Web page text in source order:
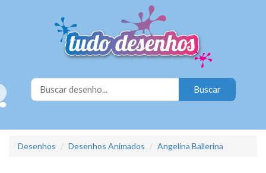
Desenhos Desenhos Animados Angelina Ballerina